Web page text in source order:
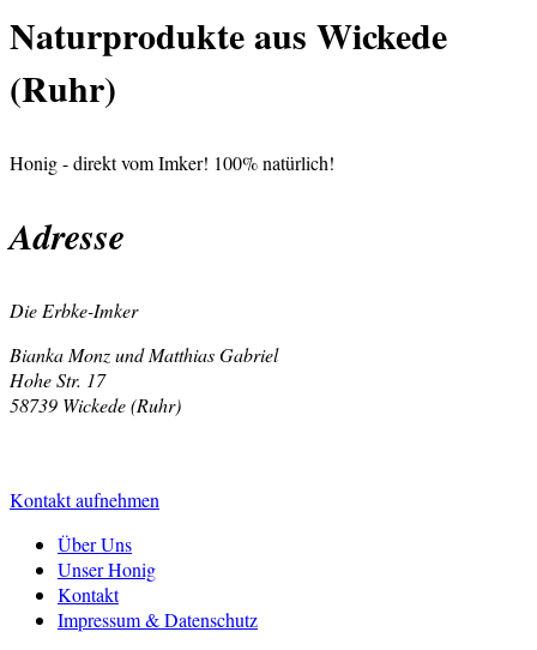
Naturprodukte aus Wickede
(Ruhr)
Honig - direkt vom Imker! 100% natürlich!
Adresse
Die Erbke-Imker
Bianka Monz und Matthias Gabriel
Hohe Str. 17
58739 Wickede (Ruhr)
Kontakt aufnehmen
Über Uns
Unser Honig
Kontakt
Impressum & Datenschutz